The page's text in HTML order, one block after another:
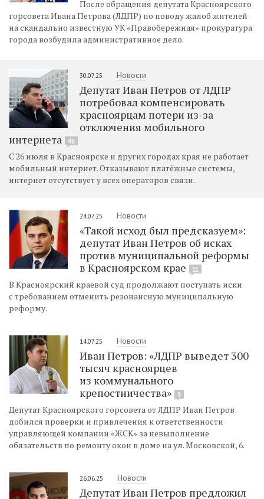
После обращения депутата Красноярского
горсовета Ивана Петрова (ЛДПР) по поводу жалоб жителей
на скандально известную УК «Правобережная» прокуратура
города возбудила административное дело.
30.07.25 Новости
Депутат Иван Петров от ЛДПР
потребовал компенсировать
красноярцам потери из-за
отключения мобильного
интернета
45
С 26 июля в Красноярске и других городах края не работает
мобильный интернет. Отказывают платёжные системы,
интернет отсутствует у всех операторов связи.
24.07.25 Новости
«Такой исход был предсказуем»:
депутат Иван Петров об исках
против муниципальной реформы
в Красноярском крае
11
В Красноярский краевой суд продолжают поступать иски
с требованием отменить резонансную муниципальную
реформу.
14.07.25 Новости
Иван Петров: «ЛДПР выведет 300
тысяч красноярцев
из коммунального
крепостничества»
9
Депутат Красноярского горсовета от ЛДПР Иван Петров
добился проверки и привлечения к ответственности
управляющей компании «ЖСК» за невыполнение
обязательств по ремонту окон в доме на ул. Московской, 6.
26.06.25 Новости
Депутат Иван Петров предложил